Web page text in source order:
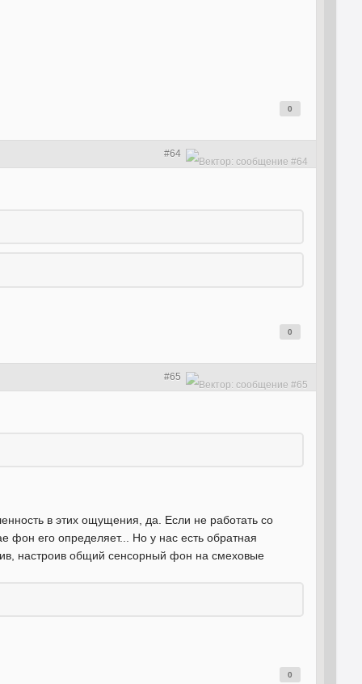
0
#64
0
#65
в этих ощущения, да. Если не работать со
фон его определяет... Но у нас есть обратная
настроив общий сенсорный фон на смеховые
0